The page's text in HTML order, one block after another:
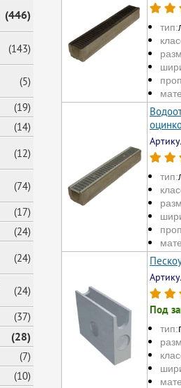
(446)
(143)
(5)
(19)
(14)
(12)
(74)
(17)
(24)
(24)
(24)
(37)
(28)
(7)
(10)
тип:
тип:
Под
тип: